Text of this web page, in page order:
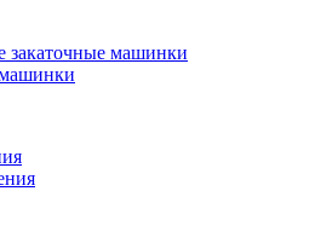
закаточные машинки